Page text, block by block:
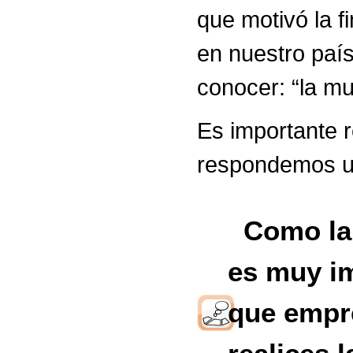
que motivó la
en nuestro
conocer: “la
Es importante
respondemos
Como
es muy
que